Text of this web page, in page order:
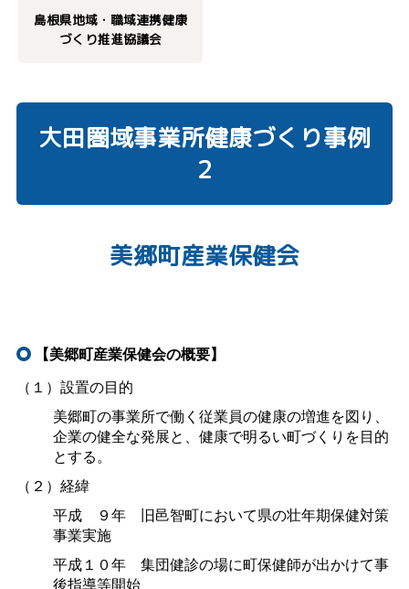
島根県地域・職域連携健康
づくり推進協議会
大田圏域事業所健康づくり事例
２
美郷町産業保健会
【美郷町産業保健会の概要】
（１）設置の目的
美郷町の事業所で働く従業員の健康の増進を図り、
企業の健全な発展と、健康で明るい町づくりを目的
とする。
（２）経緯
平成 ９年 旧邑智町において県の壮年期保健対策
事業実施
平成１０年 集団健診の場に町保健師が出かけて事
後指導等開始